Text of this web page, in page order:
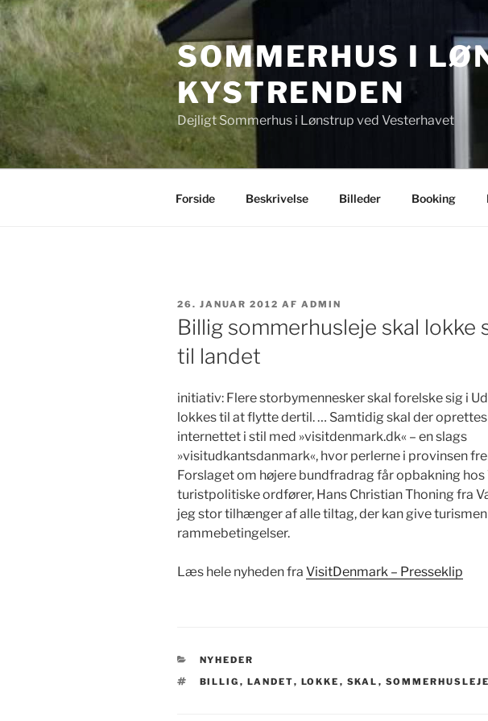
Videre
til
indhold
SOMMERHUS I
KYSTRENDEN
Dejligt Sommerhus i Lønstrup ved Vesterhavet
Forside Beskrivelse Billeder Booking
UDGIVET
DEN
26. JANUAR 2012 AF ADMIN
Billig sommerhusleje skal lokke
til landet
initiativ: Flere storbymennesker skal forelske sig i
lokkes til at flytte dertil. … Samtidig skal der
internettet i stil med »visitdenmark.dk« – en slags
»visitudkantsdanmark«, hvor perlerne i provinsen
Forslaget om højere bundfradrag får opbakning hos
turistpolitiske ordfører, Hans Christian Thoning fra
jeg stor tilhænger af alle tiltag, der kan give
rammebetingelser.
Læs hele nyheden fra VisitDenmark – Presseklip
KATEGORIER
NYHEDER
TAGS
BILLIG , LANDET, LOKKE , SKAL , SOMMERHUSLEJE